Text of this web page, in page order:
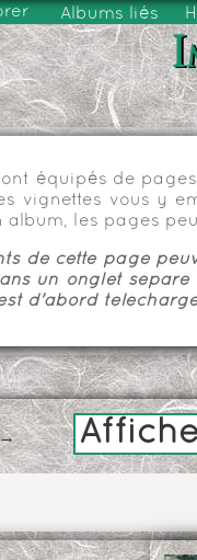
Albums liés
équipés de
vignettes vous y
album, les pages
de cette page
un onglet
d'abord